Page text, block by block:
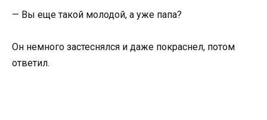
— Вы еще такой молодой, а уже папа?
Он немного застеснялся и даже покраснел, потом
ответил.